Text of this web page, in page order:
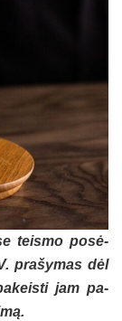
teis­mo po­sė­
pra­šy­mas dėl
jam pa­